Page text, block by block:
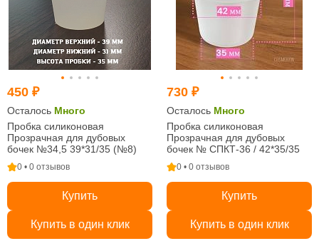
450 ₽
Осталось Много
Пробка силиконовая
Прозрачная для дубовых
бочек №34,5 39*31/35 (№8)
0 • 0 отзывов
Купить
Купить в один клик
730 ₽
Осталось Много
Пробка силиконовая
Прозрачная для дубовых
бочек № СПКТ-36 / 42*35/35
0 • 0 отзывов
Купить
Купить в один клик